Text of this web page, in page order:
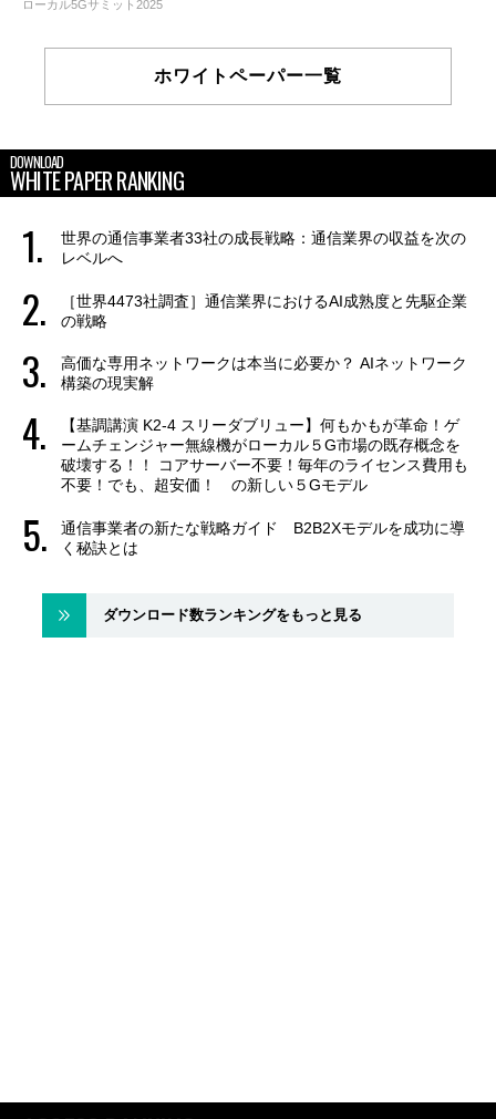
ローカル5Gサミット2025
ホワイトペーパー一覧
DOWNLOAD
WHITE PAPER RANKING
世界の通信事業者33社の成長戦略：通信業界の収益を次の
レベルへ
［世界4473社調査］通信業界におけるAI成熟度と先駆企業
の戦略
高価な専用ネットワークは本当に必要か？ AIネットワーク
構築の現実解
【基調講演 K2-4 スリーダブリュー】何もかもが革命！ゲ
ームチェンジャー無線機がローカル５G市場の既存概念を
破壊する！！ コアサーバー不要！毎年のライセンス費用も
不要！でも、超安価！ の新しい５Gモデル
通信事業者の新たな戦略ガイド B2B2Xモデルを成功に導
く秘訣とは
ダウンロード数ランキングをもっと見る